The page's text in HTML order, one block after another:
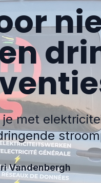
met
Vandenbergh